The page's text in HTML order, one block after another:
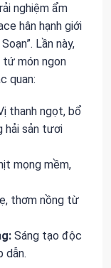
nghiệm ẩm
hân hạnh giới
Lần này,
tứ món ngon
quan:
thanh ngọt, bổ
hải sản tươi
mọng mềm,
thơm nồng từ
Sáng tạo độc
dẫn.